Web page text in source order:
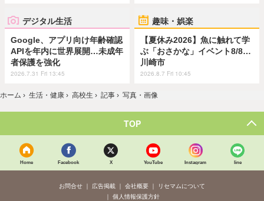
デジタル生活
Google、アプリ向け年齢確認
APIを年内に世界展開…未成年
者保護を強化
2026.7.31 Fri 13:45
趣味・娯楽
【夏休み2026】魚に触れて学
ぶ「おさかな」イベント8/8…
川崎市
2026.8.7 Fri 10:45
ホーム › 生活・健康 › 高校生 › 記事 › 写真・画像
TOP
Home Facebook X YouTube Instagram line
お問合せ 広告掲載 会社概要
リセマムについて
個人情報保護方針